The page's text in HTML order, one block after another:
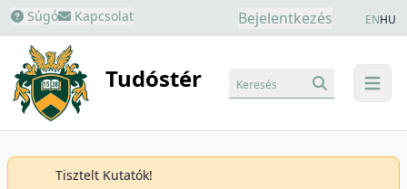
Súgó Kapcsolat Bejelentkezés ENHU
Tudóstér menu
Keresés
Tisztelt Kutatók!